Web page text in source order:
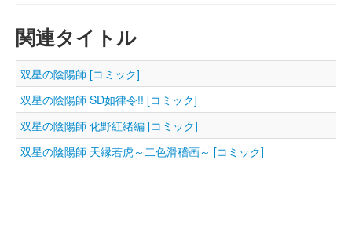
関連タイトル
双星の陰陽師 [コミック]
双星の陰陽師 SD如律令!! [コミック]
双星の陰陽師 化野紅緒編 [コミック]
双星の陰陽師 天縁若虎～二色滑稽画～ [コミック]